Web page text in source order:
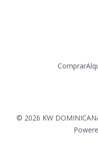
Comprar
© 2026 KW